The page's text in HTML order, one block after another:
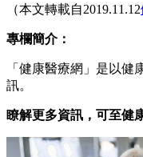
（本文轉載自2019.11.12
專欄簡介：
「健康醫療網」是以
訊。
瞭解更多資訊，可至健